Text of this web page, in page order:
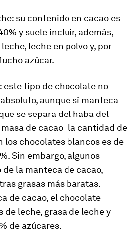
su contenido en cacao es
y suele incluir, además,
leche en polvo y, por
azúcar.
este tipo de chocolate no
aunque sí manteca
se separa del haba del
de cacao- la cantidad de
los chocolates blancos es de
Sin embargo, algunos
la manteca de cacao,
grasas más baratas.
de cacao, el chocolate
de leche, grasa de leche y
de azúcares.